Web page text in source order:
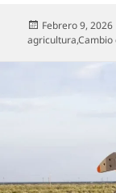
Publicado
el
Febrero 9, 2026
agricultura,